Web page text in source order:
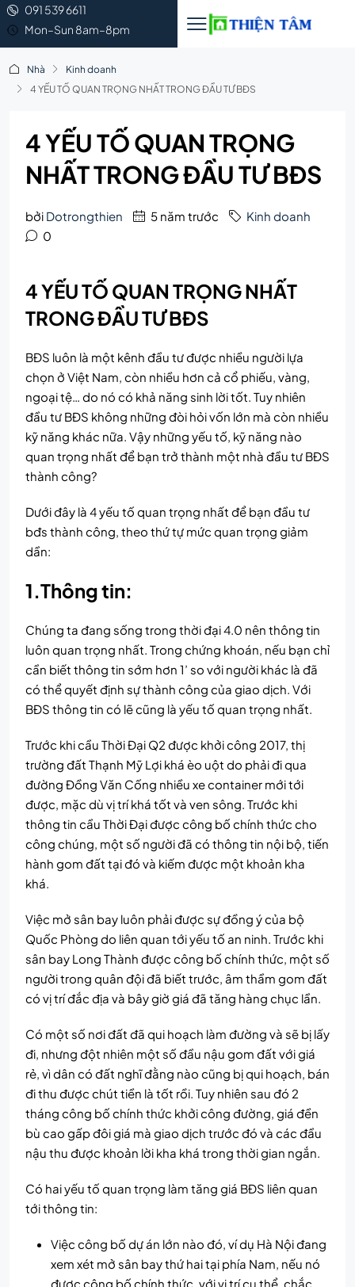
091 539 6611
Mon–Sun 8am–8pm
Nhà
Kinh doanh
4 YẾU TỐ QUAN TRỌNG NHẤT TRONG ĐẦU TƯ BĐS
4 YẾU TỐ QUAN TRỌNG
NHẤT TRONG ĐẦU TƯ BĐS
bởi Dotrongthien 5 năm trước
Kinh doanh
0
4 YẾU TỐ QUAN TRỌNG NHẤT
TRONG ĐẦU TƯ BĐS
BĐS luôn là một kênh đầu tư được nhiều người lựa
chọn ở Việt Nam, còn nhiều hơn cả cổ phiếu, vàng,
ngoại tệ… do nó có khả năng sinh lời tốt. Tuy nhiên
đầu tư BĐS không những đòi hỏi vốn lớn mà còn nhiều
kỹ năng khác nữa. Vậy những yếu tố, kỹ năng nào
quan trọng nhất để bạn trở thành một nhà đầu tư BĐS
thành công?
Dưới đây là 4 yếu tố quan trọng nhất để bạn đầu tư
bđs thành công, theo thứ tự mức quan trọng giảm
dần:
1.Thông tin:
Chúng ta đang sống trong thời đại 4.0 nên thông tin
luôn quan trọng nhất. Trong chứng khoán, nếu bạn chỉ
cần biết thông tin sớm hơn 1’ so với người khác là đã
có thể quyết định sự thành công của giao dịch. Với
BĐS thông tin có lẽ cũng là yếu tố quan trọng nhất.
Trước khi cầu Thời Đại Q2 được khởi công 2017, thị
trường đất Thạnh Mỹ Lợi khá èo uột do phải đi qua
đường Đồng Văn Cống nhiều xe container mới tới
được, mặc dù vị trí khá tốt và ven sông. Trước khi
thông tin cầu Thời Đại được công bố chính thức cho
công chúng, một số người đã có thông tin nội bộ, tiến
hành gom đất tại đó và kiếm được một khoản kha
khá.
Việc mở sân bay luôn phải được sự đồng ý của bộ
Quốc Phòng do liên quan tới yếu tố an ninh. Trước khi
sân bay Long Thành được công bố chính thức, một số
người trong quân đội đã biết trước, âm thầm gom đất
có vị trí đắc địa và bây giờ giá đã tăng hàng chục lần.
Có một số nơi đất đã qui hoạch làm đường và sẽ bị lấy
đi, nhưng đột nhiên một số đầu nậu gom đất với giá
rẻ, vì dân có đất nghĩ đằng nào cũng bị qui hoạch, bán
đi thu được chút tiền là tốt rồi. Tuy nhiên sau đó 2
tháng công bố chính thức khởi công đường, giá đền
bù cao gấp đôi giá mà giao dịch trước đó và các đầu
nậu thu được khoản lời kha khá trong thời gian ngắn.
Có hai yếu tố quan trọng làm tăng giá BĐS liên quan
tới thông tin:
Việc công bố dự án lớn nào đó, ví dụ Hà Nội đang
xem xét mở sân bay thứ hai tại phía Nam, nếu nó
được công bố chính thức, với vị trí cụ thể, chắc